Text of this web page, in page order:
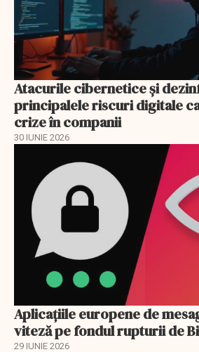
Atacurile cibernetice şi
principalele riscuri digitale
crize în companii
30 IUNIE 2026
Aplicațiile europene de
viteză pe fondul rupturii de
29 IUNIE 2026